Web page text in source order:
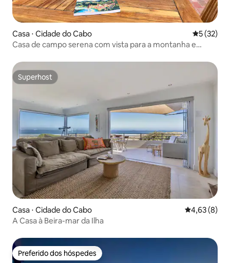
Casa ⋅ Cidade do Cabo 5 de uma
5 (32)
Casa de campo serena com vista para a montanha e
Superhost
Superhost
Casa ⋅ Cidade do Cabo 4,63 de uma
4,63 (8)
A Casa à Beira-mar da Ilha
Preferido dos hóspedes
Preferido dos hóspedes